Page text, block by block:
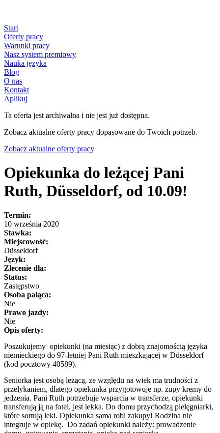
Start
Oferty pracy
Warunki pracy
Nasz system premiowy
Nauka języka
Blog
O nas
Kontakt
Aplikuj
Ta oferta jest archiwalna i nie jest już dostępna.
Zobacz aktualne oferty pracy dopasowane do Twoich potrzeb.
Zobacz aktualne oferty pracy
Opiekunka do leżącej Pani
Ruth, Düsseldorf, od 10.09!
Termin:
10 września 2020
Stawka:
Miejscowość:
Düsseldorf
Język:
Zlecenie dla:
Status:
Zastępstwo
Osoba paląca:
Nie
Prawo jazdy:
Nie
Opis oferty:
Poszukujemy opiekunki (na miesiąc) z dobrą znajomością języka
niemieckiego do 97-letniej Pani Ruth mieszkającej w Düsseldorf
(kod pocztowy 40589).
Seniorka jest osobą leżącą, ze względu na wiek ma trudności z
przełykaniem, dlatego opiekunka przygotowuje np. zupy kremy do
jedzenia. Pani Ruth potrzebuje wsparcia w transferze, opiekunki
transferują ją na fotel, jest lekka. Do domu przychodzą pielęgniarki,
które sortują leki. Opiekunka sama robi zakupy! Rodzina nie
integruje w opiekę. Do zadań opiekunki należy: prowadzenie